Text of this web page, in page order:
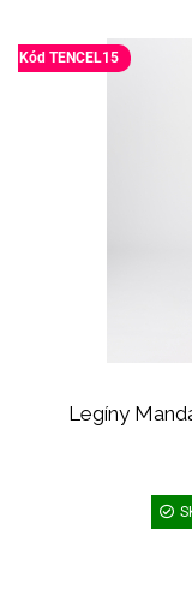
Kód TENCEL15
Legíny